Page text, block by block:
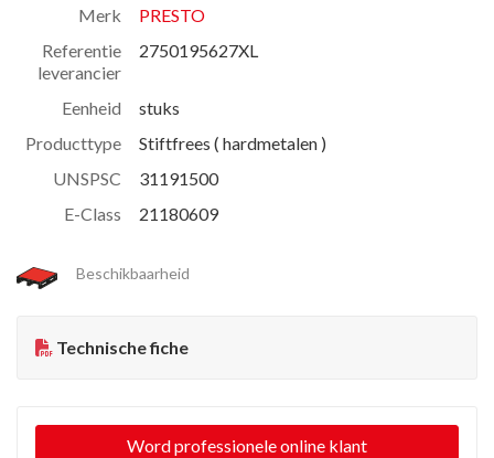
Merk
PRESTO
Referentie
leverancier
2750195627XL
Eenheid
stuks
Producttype
Stiftfrees ( hardmetalen )
UNSPSC
31191500
E-Class
21180609
Beschikbaarheid
Technische fiche
Word professionele online klant